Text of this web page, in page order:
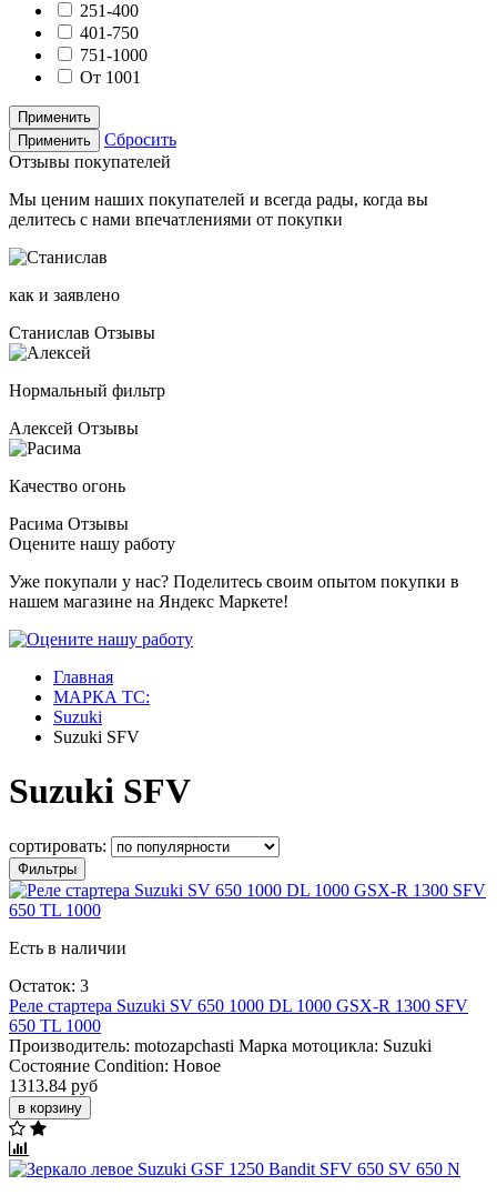
251-400
401-750
751-1000
От 1001
Применить
Применить
Сбросить
Отзывы покупателей
Мы ценим наших покупателей и всегда рады, когда вы
делитесь с нами впечатлениями от покупки
как и заявлено
Станислав Отзывы
Нормальный фильтр
Алексей Отзывы
Качество огонь
Расима Отзывы
Оцените нашу работу
Уже покупали у нас? Поделитесь своим опытом покупки в
нашем магазине на Яндекс Маркете!
Главная
МАРКА ТС:
Suzuki
Suzuki SFV
Suzuki SFV
сортировать:
Фильтры
Есть в наличии
Остаток: 3
Реле стартера Suzuki SV 650 1000 DL 1000 GSX-R 1300 SFV
650 TL 1000
Производитель: motozapchasti Марка мотоцикла: Suzuki
Состояние Condition: Новое
1313.84 руб
в корзину